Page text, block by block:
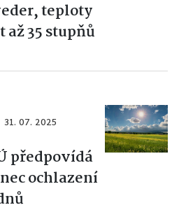
teploty
35 stupňů
31. 07. 2025
předpovídá
ochlazení